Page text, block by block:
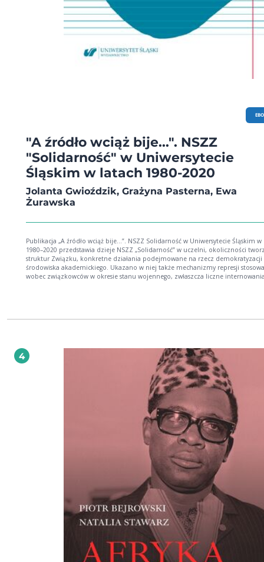
"A źródło wciąż bije...". NSZZ
"Solidarność" w Uniwersytecie
Śląskim w latach 1980-2020
Jolanta Gwioździk, Grażyna Pasterna, Ewa
Żurawska
Publikacja „A źródło wciąż bije…”. NSZZ Solidarność w Uniwersytecie Śląskim w
1980–2020 przedstawia dzieje NSZZ „Solidarność” w uczelni, okoliczności
struktur Związku, konkretne działania podejmowane na rzecz
środowiska akademickiego. Ukazano w niej także mechanizmy represji
wobec związkowców w okresie stanu wojennego, zwłaszcza liczne
opisano aktualną organizację Związku i jego funkcjonowanie w latach
4